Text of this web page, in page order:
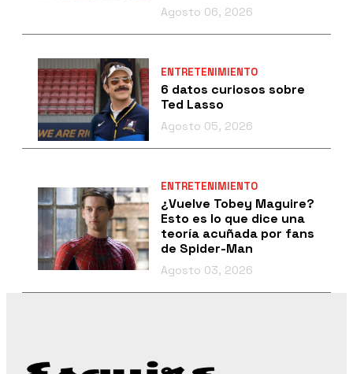
Agosto 06, 2026
ENTRETENIMIENTO
6 datos curiosos sobre
Ted Lasso
Agosto 05, 2026
ENTRETENIMIENTO
¿Vuelve Tobey Maguire?
Esto es lo que dice una
teoría acuñada por fans
de Spider-Man
Agosto 03, 2026